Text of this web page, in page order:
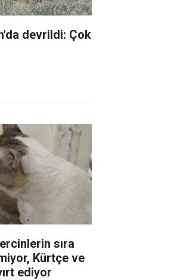
devrildi: Çok
sıra
Kürtçe ve
ediyor